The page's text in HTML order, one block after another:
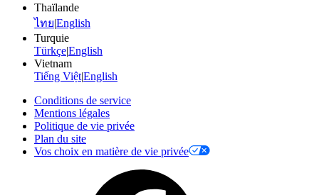
Thaïlande
ไทย|English
Turquie
Türkçe|English
Vietnam
Tiếng Việt|English
Conditions de service
Mentions légales
Politique de vie privée
Plan du site
Vos choix en matière de vie privée